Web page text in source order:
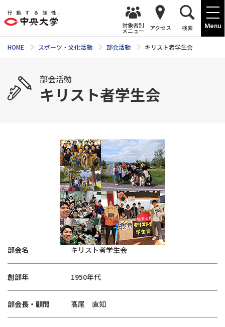
Menu
対象者別
メニュー アクセス 検索
HOME スポーツ・文化活動 部会活動 キリスト者学生会
部会活動
キリスト者学生会
部会名 キリスト者学生会
創部年 1950年代
部会長・顧問 髙尾 直知